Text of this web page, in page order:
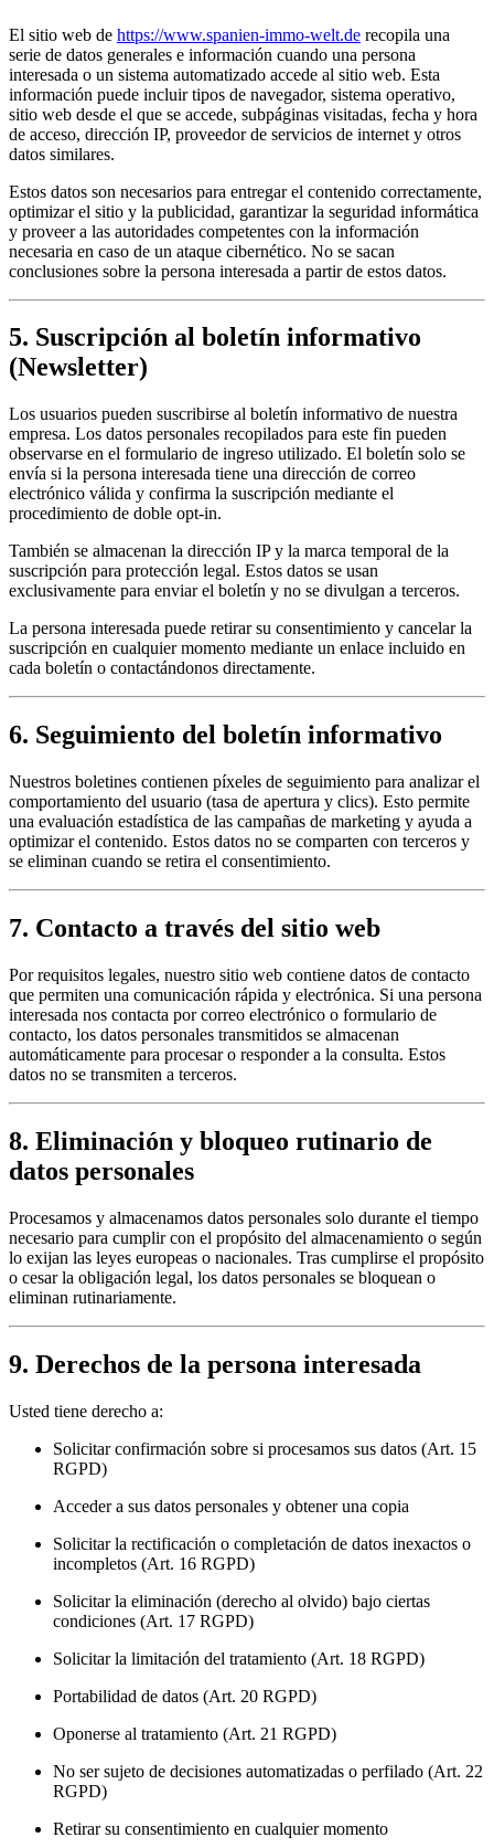
El sitio web de https://www.spanien-immo-welt.de recopila una
serie de datos generales e información cuando una persona
interesada o un sistema automatizado accede al sitio web. Esta
información puede incluir tipos de navegador, sistema operativo,
sitio web desde el que se accede, subpáginas visitadas, fecha y hora
de acceso, dirección IP, proveedor de servicios de internet y otros
datos similares.
Estos datos son necesarios para entregar el contenido correctamente,
optimizar el sitio y la publicidad, garantizar la seguridad informática
y proveer a las autoridades competentes con la información
necesaria en caso de un ataque cibernético. No se sacan
conclusiones sobre la persona interesada a partir de estos datos.
5. Suscripción al boletín informativo
(Newsletter)
Los usuarios pueden suscribirse al boletín informativo de nuestra
empresa. Los datos personales recopilados para este fin pueden
observarse en el formulario de ingreso utilizado. El boletín solo se
envía si la persona interesada tiene una dirección de correo
electrónico válida y confirma la suscripción mediante el
procedimiento de doble opt-in.
También se almacenan la dirección IP y la marca temporal de la
suscripción para protección legal. Estos datos se usan
exclusivamente para enviar el boletín y no se divulgan a terceros.
La persona interesada puede retirar su consentimiento y cancelar la
suscripción en cualquier momento mediante un enlace incluido en
cada boletín o contactándonos directamente.
6. Seguimiento del boletín informativo
Nuestros boletines contienen píxeles de seguimiento para analizar el
comportamiento del usuario (tasa de apertura y clics). Esto permite
una evaluación estadística de las campañas de marketing y ayuda a
optimizar el contenido. Estos datos no se comparten con terceros y
se eliminan cuando se retira el consentimiento.
7. Contacto a través del sitio web
Por requisitos legales, nuestro sitio web contiene datos de contacto
que permiten una comunicación rápida y electrónica. Si una persona
interesada nos contacta por correo electrónico o formulario de
contacto, los datos personales transmitidos se almacenan
automáticamente para procesar o responder a la consulta. Estos
datos no se transmiten a terceros.
8. Eliminación y bloqueo rutinario de
datos personales
Procesamos y almacenamos datos personales solo durante el tiempo
necesario para cumplir con el propósito del almacenamiento o según
lo exijan las leyes europeas o nacionales. Tras cumplirse el propósito
o cesar la obligación legal, los datos personales se bloquean o
eliminan rutinariamente.
9. Derechos de la persona interesada
Usted tiene derecho a:
Solicitar confirmación sobre si procesamos sus datos (Art. 15
RGPD)
Acceder a sus datos personales y obtener una copia
Solicitar la rectificación o completación de datos inexactos o
incompletos (Art. 16 RGPD)
Solicitar la eliminación (derecho al olvido) bajo ciertas
condiciones (Art. 17 RGPD)
Solicitar la limitación del tratamiento (Art. 18 RGPD)
Portabilidad de datos (Art. 20 RGPD)
Oponerse al tratamiento (Art. 21 RGPD)
No ser sujeto de decisiones automatizadas o perfilado (Art. 22
RGPD)
Retirar su consentimiento en cualquier momento